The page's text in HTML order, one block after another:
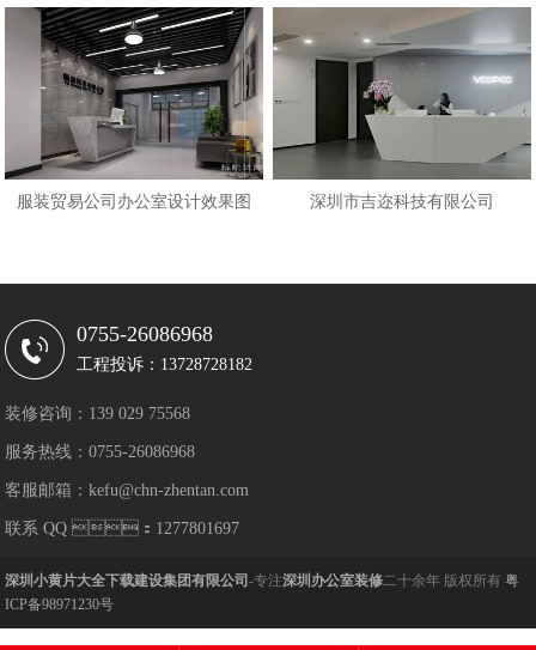
服装贸易公司办公室设计效果图 深圳市吉迩科技有限公司
0755-26086968
工程投诉：13728728182
装修咨询：139 029 75568
服务热线：0755-26086968
客服邮箱：kefu@chn-zhentan.com
联系 QQ ：1277801697
深圳小黄片大全下载建设集团有限公司-专注深圳办公室装修二十余年 版权所有粤
ICP备98971230号